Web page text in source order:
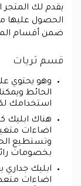
يقدم لك المتجر
الحصول عليها
ضمن أقسام
قسم ثريات
وهو يحتوي
الحائط
استخدامك
هناك ابليك
اضاءات
وتستطيع
بخصومات
اضاءات